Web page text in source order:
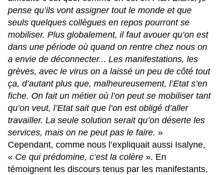
pense qu’ils vont assigner tout le monde et que
seuls quelques collègues en repos pourront se
mobiliser. Plus globalement, il faut avouer qu’on est
dans une période où quand on rentre chez nous on
a envie de déconnecter... Les manifestations, les
grèves, avec le virus on a laissé un peu de côté tout
ça, d’autant plus que, malheureusement, l’Etat s’en
fiche. On fait un métier où l’on peut se mobiliser tant
qu’on veut, l’Etat sait que l’on est obligé d’aller
travailler. La seule solution serait qu’on déserte les
services, mais on ne peut pas le faire. »
Cependant, comme nous l’expliquait aussi Isalyne,
« Ce qui prédomine, c’est la colère ». En
témoignent les discours tenus par les manifestants,